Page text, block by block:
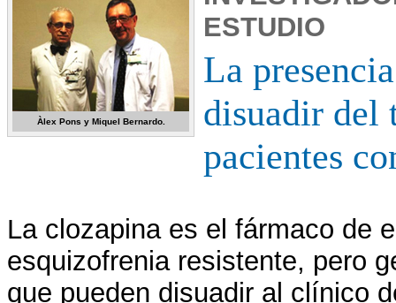
Àlex Pons y Miquel Bernardo.
ESTUDIO
La
disuadir del
pacientes
La clozapina es el fármaco de
esquizofrenia resistente, pero
que pueden disuadir al clínico